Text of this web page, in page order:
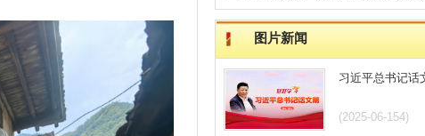
习近平总书记话文明
湖南各地开展“文化和自然遗产
日”活动
(2026-06-166)